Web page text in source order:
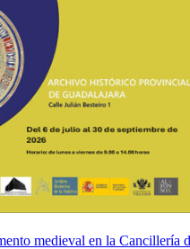
medieval en la Cancillería